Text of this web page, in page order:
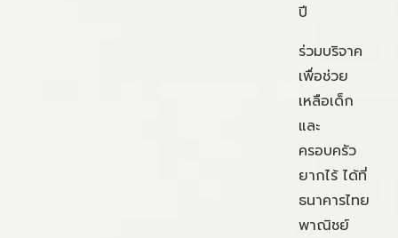
ปี
ร่วมบริจาค
เพื่อช่วย
เหลือเด็ก
และ
ครอบครัว
ยากไร้ ได้ที่
ธนาคารไทย
พาณิชย์